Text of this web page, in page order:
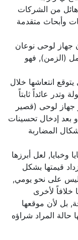
من الشركات
وأبحاث متقدمة
لوحى نوعان
(الزمن), فهو
انتعاشها خلال
عائداً ثابتاً
جهاز لوحى (قصير
إدخال تحسينات
المضاربة
لعل أبرزها
قيمتها بشكل
على نحو يومي,
لأخرى
بل لأن موقعها
المراد شراؤه